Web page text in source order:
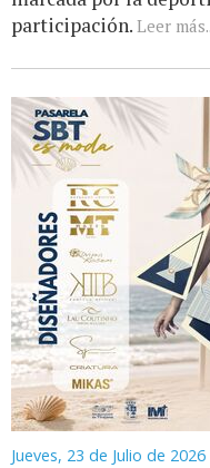
participación. Leer
Jueves, 23 de Julio de 2026